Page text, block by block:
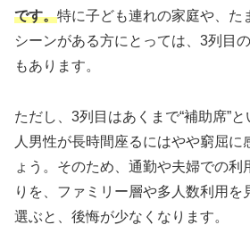
です。特に子ども連れの家庭や、た
シーンがある方にとっては、3列目
もあります。
ただし、3列目はあくまで“補助席”
人男性が長時間座るにはやや窮屈に
ょう。そのため、通勤や夫婦での利
りを、ファミリー層や多人数利用を
選ぶと、後悔が少なくなります。